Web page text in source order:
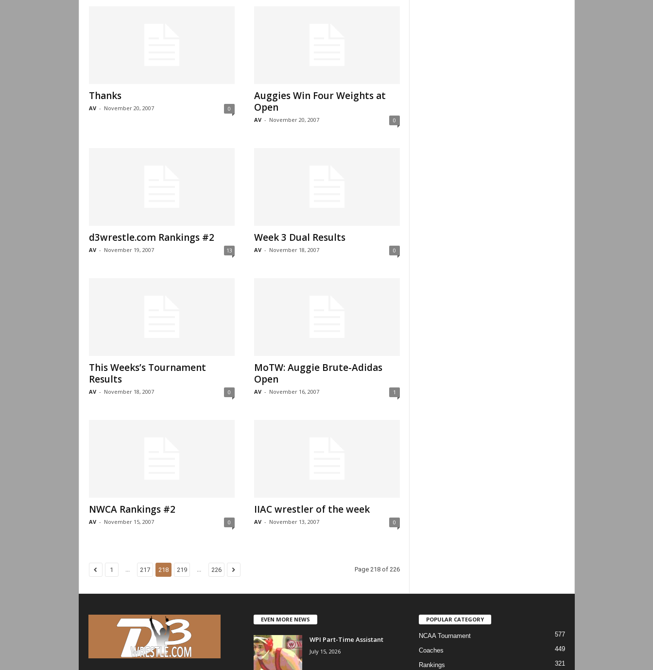
Thanks
AV - November 20, 2007 0
Auggies Win Four Weights at
Open
AV - November 20, 2007 0
d3wrestle.com Rankings #2
AV - November 19, 2007 13
Week 3 Dual Results
AV - November 18, 2007 0
This Weeks’s Tournament
Results
AV - November 18, 2007 0
MoTW: Auggie Brute-Adidas
Open
AV - November 16, 2007 1
NWCA Rankings #2
AV - November 15, 2007 0
IIAC wrestler of the week
AV - November 13, 2007 0
1 ... 217 218 219 ... 226 Page 218 of 226
EVEN MORE NEWS
WPI Part-Time Assistant
July 15, 2026
POPULAR CATEGORY
NCAA Tournament 577
Coaches 449
Rankings 321